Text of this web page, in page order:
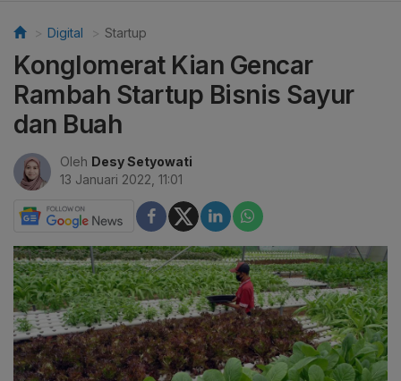
Digital Startup
Konglomerat Kian Gencar
Rambah Startup Bisnis Sayur
dan Buah
Oleh Desy Setyowati
13 Januari 2022, 11:01